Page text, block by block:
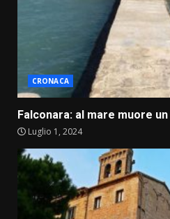
CRONACA
Falconara: al mare muore
Luglio 1, 2024